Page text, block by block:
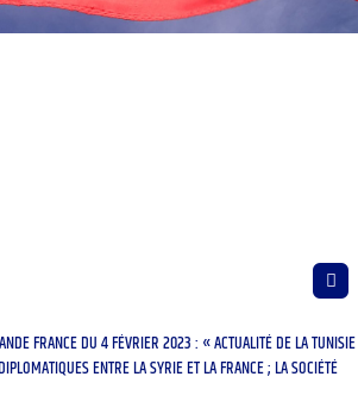
FRANCE DU 4 FÉVRIER 2023 : « ACTUALITÉ DE LA TUNISIE
ENTRE LA SYRIE ET LA FRANCE ; LA SOCIÉTÉ